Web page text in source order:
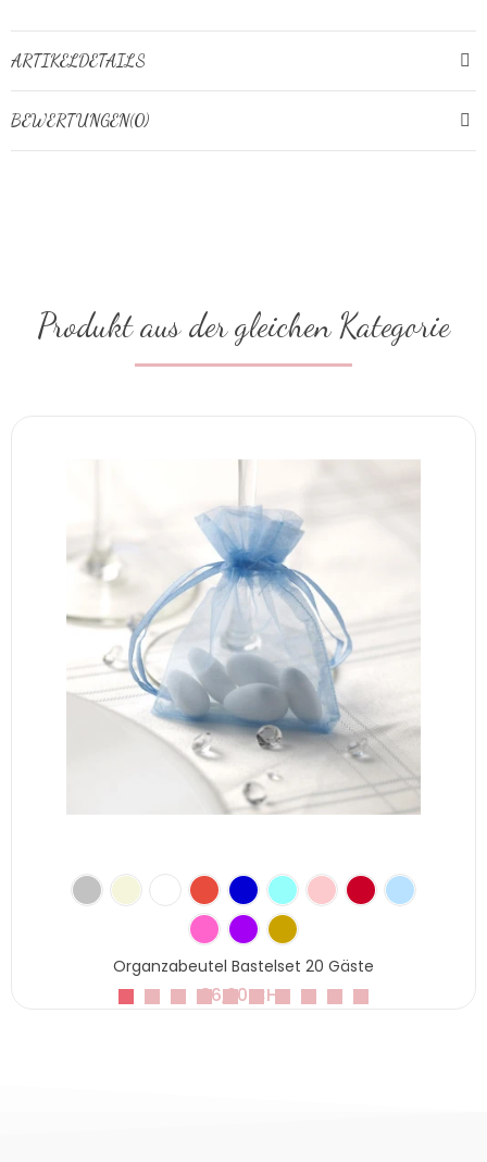
ARTIKELDETAILS
BEWERTUNGEN(0)
Produkt aus der gleichen Kategorie
Organzabeutel Bastelset 20 Gäste
36,90 CHF